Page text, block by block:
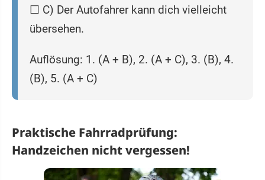
☐ C) Der Autofahrer kann dich vielleicht
übersehen.
Auflösung: 1. (A + B), 2. (A + C), 3. (B), 4.
(B), 5. (A + C)
Praktische Fahrradprüfung:
Handzeichen nicht vergessen!